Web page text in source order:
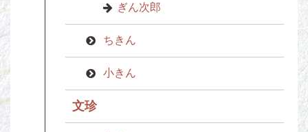
ぎん次郎
ちきん
小きん
文珍